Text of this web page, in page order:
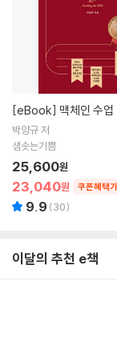
[eBook] 맥체인 수업
박양규 저
샘솟는기쁨
23,040원 쿠폰혜택가
25,600원
9.9 (30)
이달의 추천 e책